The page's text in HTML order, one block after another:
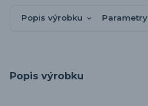
Popis výrobku Parametry
Popis výrobku